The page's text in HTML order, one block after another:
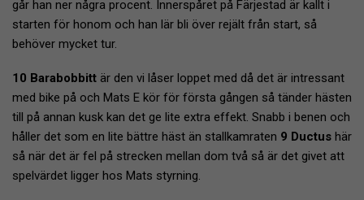
går han ner några procent. Innerspåret på Färjestad är kallt i
starten för honom och han lär bli över rejält från start, så
behöver mycket tur.
10 Barabobbitt är den vi låser loppet med då det är intressant
med bike på och Mats E kör för första gången så tänder hästen
till på annan kusk kan det ge lite extra effekt. Snabb i benen och
håller det som en lite bättre häst än stallkamraten 9 Ductus här
så när det är fel på strecken mellan dom två så är det givet att
spelvärdet ligger hos Mats styrning.